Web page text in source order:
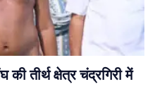
की तीर्थ क्षेत्र चंद्रगिरी में